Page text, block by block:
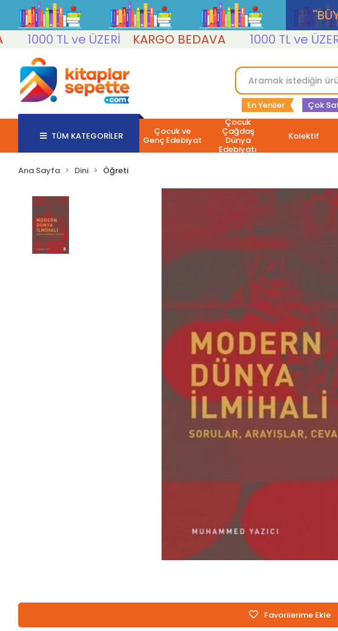
1000 TL ve ÜZERİ
KARGO BEDAVA 1000 TL ve ÜZERİ
En Yeniler Çok
TÜM KATEGORİLER Çocuk ve
Genç Edebiyat
Çocuk
Çağdaş
Dünya
Edebiyatı
Kolektif
Ana Sayfa Dini Öğreti
Favorilerime Ekle